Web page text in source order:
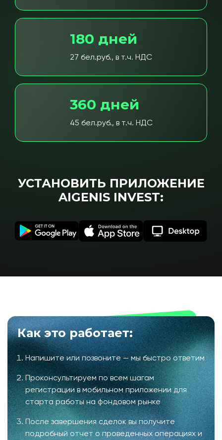
180 дней
27 бел.руб., в т.ч. НДС
360 дней
45 бел.руб., в т.ч. НДС
УСТАНОВИТЬ ПРИЛОЖЕНИЕ
AIGENIS INVEST:
Как это работает:
Напишите или позвоните — мы быстро ответим
Проконсультируем по всем шагам
регистрации в мобильном приложении для
старта работы на фондовом рынке
После завершения сделок вы получите
подробный отчет о проведенных операциях и